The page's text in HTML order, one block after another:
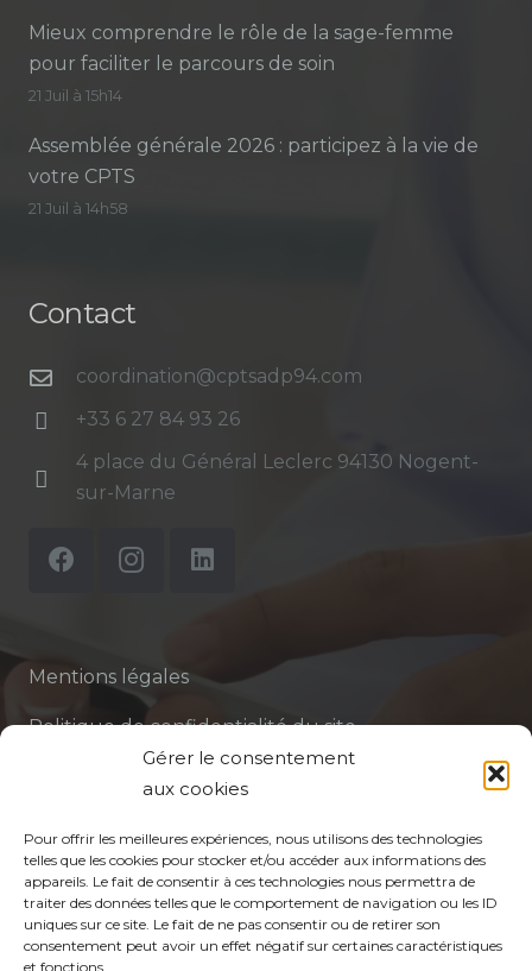
Gérer le consentement
aux cookies
Pour offrir les meilleures expériences, nous utilisons des technologies
telles que les cookies pour stocker et/ou accéder aux informations des
appareils. Le fait de consentir à ces technologies nous permettra de
traiter des données telles que le comportement de navigation ou les ID
uniques sur ce site. Le fait de ne pas consentir ou de retirer son
consentement peut avoir un effet négatif sur certaines caractéristiques
et fonctions.
Mieux comprendre le rôle de la sage-femme
pour faciliter le parcours de soin
21 Juil à 15h14
Assemblée générale 2026 : participez à la vie de
votre CPTS
21 Juil à 14h58
Contact
coordination@cptsadp94.com
+33 6 27 84 93 26
4 place du Général Leclerc 94130 Nogent-
sur-Marne
Mentions légales
Politique de confidentialité du site
Politique de protection des données de la CPTS